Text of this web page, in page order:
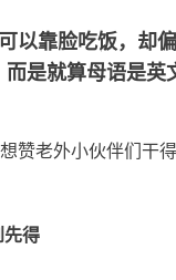
以靠脸吃饭，却
而是就算母语是英
赞老外小伙伴们干
得